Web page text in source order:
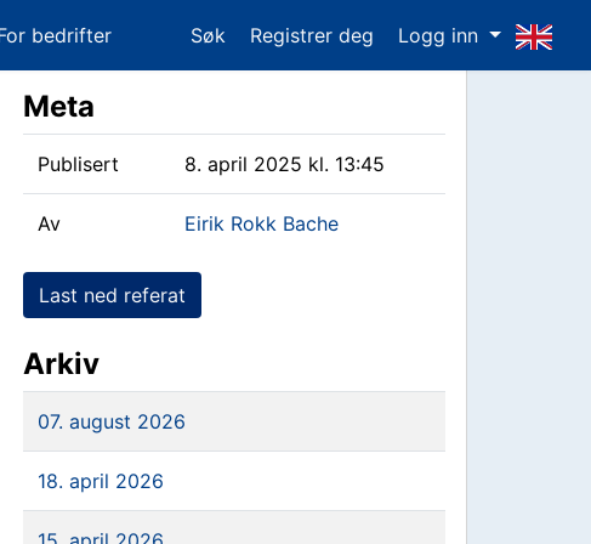
bedrifter Søk Registrer deg Logg inn
Meta
Publisert 8. april 2025 kl. 13:45
Av Eirik Rokk Bache
Last ned referat
Arkiv
07. august 2026
18. april 2026